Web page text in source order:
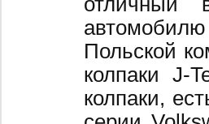
Польской
колпаки J-
колпаки,